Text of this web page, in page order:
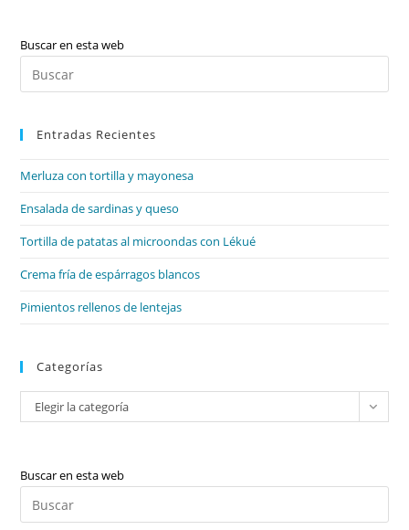
Buscar en esta web
Entradas Recientes
Merluza con tortilla y mayonesa
Ensalada de sardinas y queso
Tortilla de patatas al microondas con Lékué
Crema fría de espárragos blancos
Pimientos rellenos de lentejas
Categorías
Categorías
Elegir la categoría
Buscar en esta web